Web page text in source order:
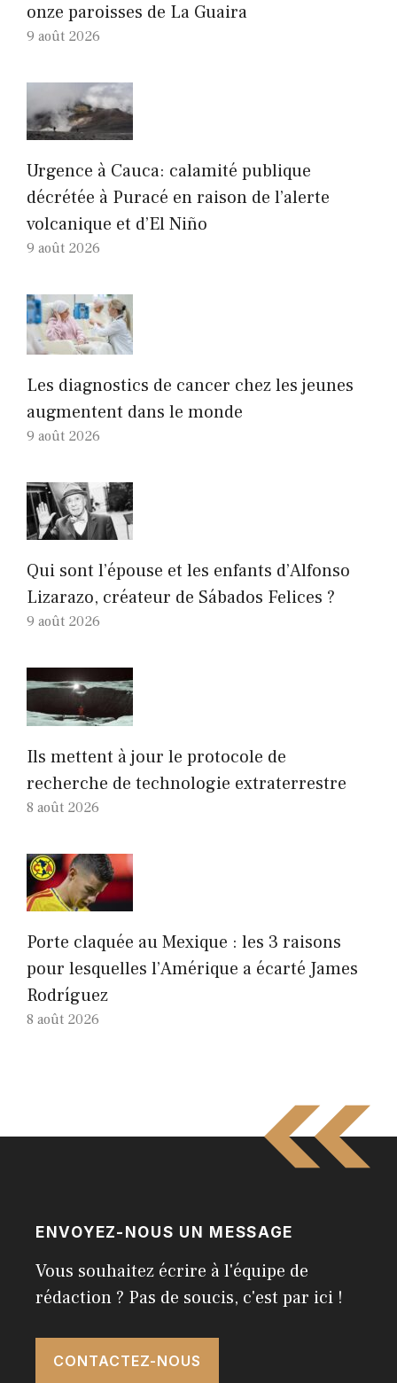
onze paroisses de La Guaira
9 août 2026
Urgence à Cauca: calamité publique
décrétée à Puracé en raison de l’alerte
volcanique et d’El Niño
9 août 2026
Les diagnostics de cancer chez les jeunes
augmentent dans le monde
9 août 2026
Qui sont l’épouse et les enfants d’Alfonso
Lizarazo, créateur de Sábados Felices ?
9 août 2026
Ils mettent à jour le protocole de
recherche de technologie extraterrestre
8 août 2026
Porte claquée au Mexique : les 3 raisons
pour lesquelles l’Amérique a écarté James
Rodríguez
8 août 2026
ENVOYEZ-NOUS UN MESSAGE
Vous souhaitez écrire à l'équipe de
rédaction ? Pas de soucis, c'est par ici !
CONTACTEZ-NOUS